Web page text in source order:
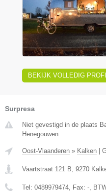
BEKIJK VOLLEDIG
Surpresa
Niet gevestigd in de plaats
Henegouwen.
Oost-Vlaanderen » Kalken
Vaartstraat 121 B, 9270
Tel: 0489979474, Fax: -,